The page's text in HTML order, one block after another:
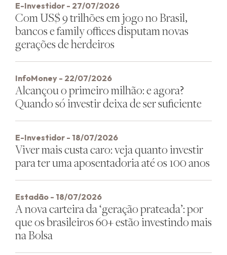
E-Investidor - 27/07/2026
Com US$ 9 trilhões em jogo no Brasil,
bancos e family offices disputam novas
gerações de herdeiros
InfoMoney - 22/07/2026
Alcançou o primeiro milhão: e agora?
Quando só investir deixa de ser suficiente
E-Investidor - 18/07/2026
Viver mais custa caro: veja quanto investir
para ter uma aposentadoria até os 100 anos
Estadão - 18/07/2026
A nova carteira da ‘geração prateada’: por
que os brasileiros 60+ estão investindo mais
na Bolsa